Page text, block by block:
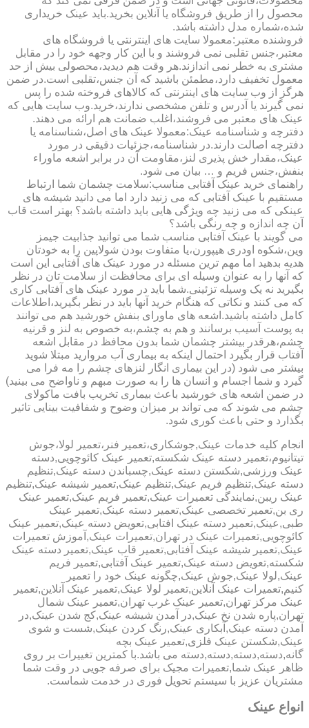
محصول را از طریق فروشگاه یا آنلاین بخرید.باید عینک خریداری
شده،شماره مدل داشته باشد.
فروشنده معتبر:معمولا سایت های اینترنتی یا فروشگاه های
معتبر،جنس تقلبی نمی فروشند و با این کار وجهه خود را در مقابل
مشتری به خطر نمی اندازند.هر وقت هم دیدید،محصولی بیش از حد
معمول تخفیف دارد،مطمئن باشید که آن جنس،تقلبی است.در ضمن
هرگز از وب سایت های اینترنتی که کالاهای فروخته شده را پس
نمی گیرند یا آدرس و تلفن مشخصی ندارند،خرید.وب سایت هایی که
عینک های معتبر می فروشند،اغلب ضمانت هم ارائه می دهند.
دفترچه و شناسنامه عینک:معمولا عینک های اصل،شناسنامه یا
دفترچه اصالت دارند.در شناسنامه،جزئیات دقیقی در مورد
عینک،مقدار خش پذیری لنز،مقاومت آن در برابر اشعه ماوراء
بنفش،جنس فریم و … بیان می شود.
راهنمای خرید عینک آفتابی مناسب:سلامت چشمان شما ارتباط
مستقیم با عینک آفتابی که می زنید دارد اما می دانید شیشه های
عینکی که می زنید چه ویژگی هایی باید داشته باشد؟ بهتر است قاب
آن چه اندازه و چه رنگی باشد؟
می گویند با عینک آفتابی مناسب شما می توانید جذابیت جیمز
وین،شکوه اودری هیپورن،یا متفاوت بودن شولاپین را به خودتان
هدیه بدهید اما مهم ترین مسئله در مورد عینک های آفتابی این است
که آنها را به عنوان وسیله ای برای محافظت از سلامت تان در نظر
بگیرید نه یک وسیله تزئینی.شما باید در مورد عینک های آفتابی کاری
که می کنند و نکاتی که هنگام خرید آنها باید در نظر بگیرید،اطلاعات
کامل داشته باشید.اشعه های ماورای بنفش خورشید هم می توانند
به پوست آسیب برسانند و هم به چشم،به خصوص به لنز و قرنیه
چشم،هرقدر بیشتر چشمان شما بدون محافظ در مقابل اشعه
آفتاب قرار بگیرد احتمال اینکه به بیماری آب مروارید مبتلا شوید
بیشتر می شود (در این بیماری انگار لنزهای چشم را مه فرا می
گیرد و شما اجسام و انسان ها را به صورت مبهم و ناواضح می بینید)
در ضمن اشعه های خورشید باعث بیماری تخریب بافت ماکولای
چشم می شوند که می تواند بر میزان وضوح و شفافیت بینایی تاثیر
بگذارد و حتی باعث کوری شود.
انجام کلیه خدمات عینک,جوشکاری،تعمیر فنر،تعمیر لولا،جوش
تیتانیوم،تعمیر دسته عینک شکسته,تعمیر عینک کائوچویی,دسته
عینک ورزشی,شکستن دسته عینک,چسباندن دسته عینک,تنظیم
دسته عینک,تنظیم فریم عینک,تنظیم عینک,تعمیر شیشه عینک,تنظیم
عینک ریبن,نمایندگی تعمیرات عینک,تعمیر فریم عینک,تعمیر عینک
ری بن,تعمیر تخصصی عینک,تعمیر دسته عینک,تعمیر عینک
طبی,عینک,تعمیر دسته عینک افتابی,تعویض دسته عینک,تعمیر عینک
کائوچویی,تعمیرات عینک در تهران,تعمیرات عینک,آموزش تعمیرات
عینک,تعمیر شیشه عینک آفتابی,تعمیر قاب عینک,تعمیر دسته عینک
شکسته,تعویض دسته عینک,تعمیر عینک آفتابی,تعمیر فریم
عینک,لولا عینک,جوش عینک,چگونه عینک خود را تعمیر
کنیم,تعمیرات عینک آنلاین,تعمیر لولا عینک,تعمیر عینک آنلاین,تعمیر
عینک مرکز تهران,تعمیر عینک غرب تهران,تعمیر عینک شمال
تهران,پاره شدن نخ عینک,در آمدن شیشه عینک,کج شدن عینک,در
آمدن دسته عینک,آبکاری عینک,رنگ کردن عینک,شست و شوی
عینک,شکستن عینک فلزی,تعمیر عینک بچه
گانه,دسته,دسته,دسته,دسته می باشد.با کمترین تغییرات بر روی
ظاهر عینک شما,تعمیرات مجیک برای صرفه جویی در وقت شما
مشتریان عزیز با سیستم تحویل فوری در خدمت شماست.
انواع عینک